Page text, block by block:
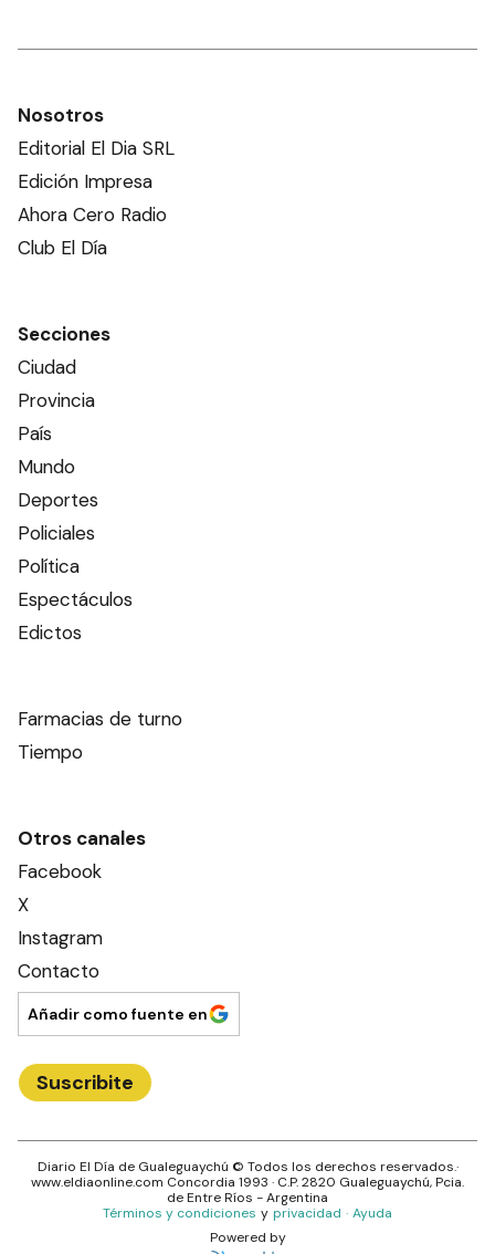
Nosotros
Editorial El Dia SRL
Edición Impresa
Ahora Cero Radio
Club El Día
Secciones
Ciudad
Provincia
País
Mundo
Deportes
Policiales
Política
Espectáculos
Edictos
Farmacias de turno
Tiempo
Otros canales
Facebook
X
Instagram
Contacto
Añadir como fuente en
Suscribite
Diario El Día de Gualeguaychú © Todos los derechos reservados.·
www.eldiaonline.com Concordia 1993 · C.P.2820 Gualeguaychú, Pcia.
deEntre Ríos - Argentina
Términos y condiciones y privacidad · Ayuda
Powered by